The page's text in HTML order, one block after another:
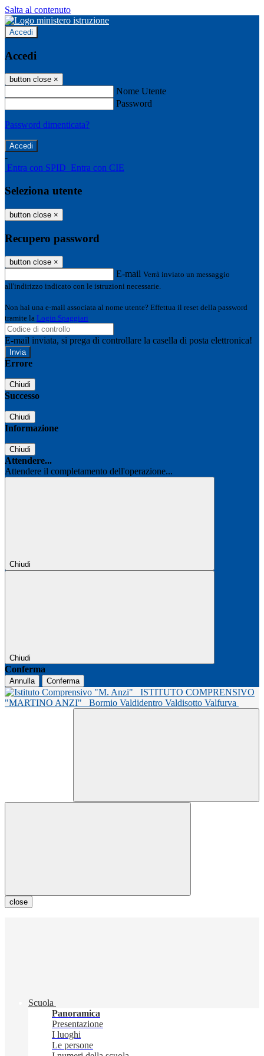
Salta al contenuto
Accedi
Accedi
button close ×
Nome Utente
Password
Password dimenticata?
-
Entra con SPID Entra con CIE
Seleziona utente
button close ×
Recupero password
button close ×
E-mail Verrà inviato un messaggio
all'indirizzo indicato con le istruzioni necessarie.
Non hai una e-mail associata al nome utente? Effettua il reset della password
tramite la Login Spaggiari
E-mail inviata, si prega di controllare la casella di posta elettronica!
Errore
Chiudi
Successo
Chiudi
Informazione
Chiudi
Attendere...
Attendere il completamento dell'operazione...
Chiudi
Chiudi
Conferma
Annulla Conferma
ISTITUTO COMPRENSIVO
"MARTINO ANZI"
Bormio Valdidentro Valdisotto Valfurva
close
Scuola
Panoramica
Presentazione
I luoghi
Le persone